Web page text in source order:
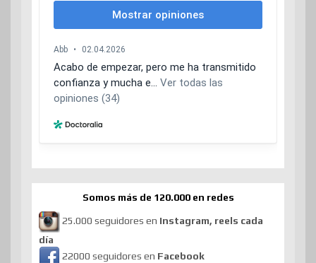
Somos más de 120.000 en redes
25.000 seguidores en Instagram, reels cada
día
22000 seguidores en Facebook